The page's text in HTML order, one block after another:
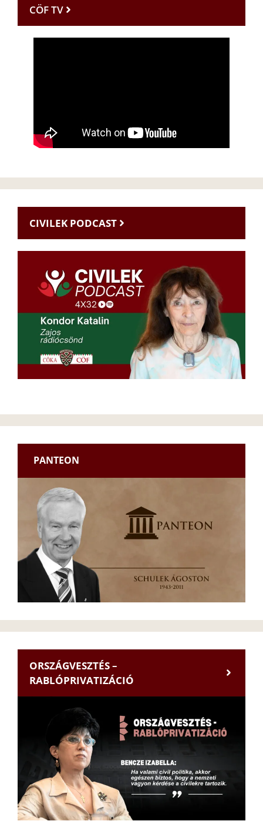
CÖF TV
CIVILEK PODCAST
PANTEON
ORSZÁGVESZTÉS –
RABLÓPRIVATIZÁCIÓ